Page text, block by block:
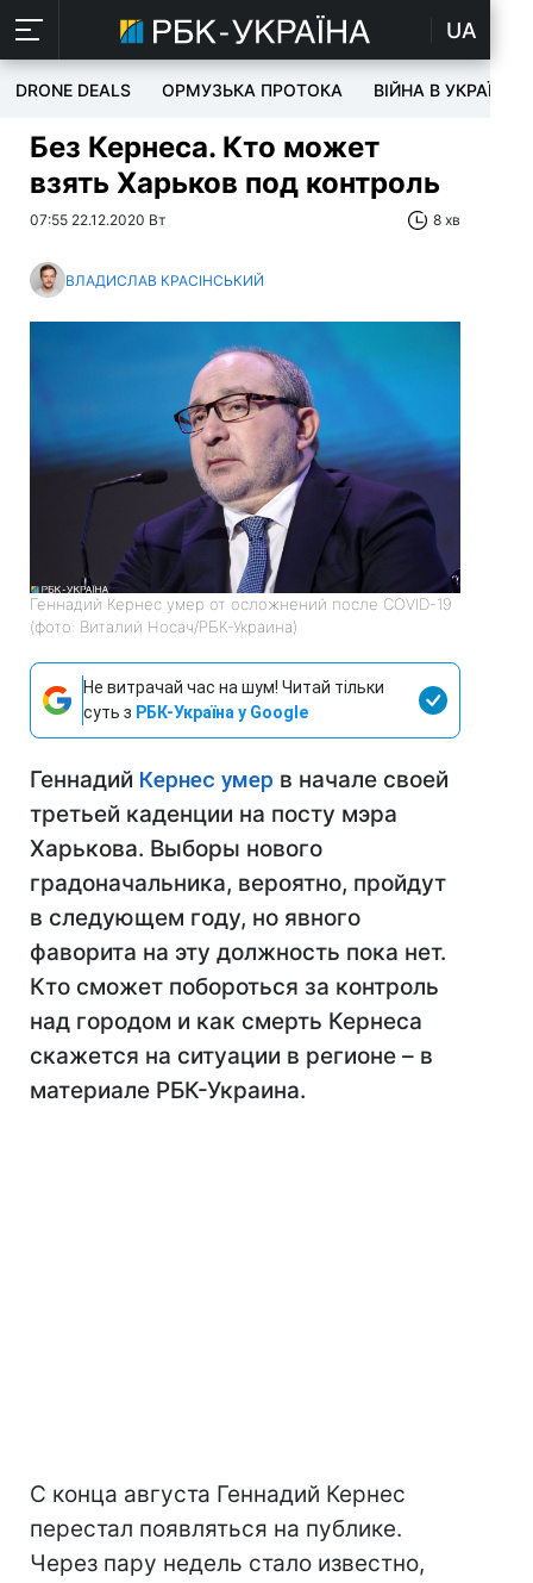
UA
DRONE DEALS ОРМУЗЬКА ПРОТОКА ВІЙНА В УКРАЇНІ
Без Кернеса. Кто может
взять Харьков под контроль
07:55 22.12.2020 Вт 8 хв
ВЛАДИСЛАВ КРАСІНСЬКИЙ
Геннадий Кернес умер от осложнений после COVID-19
(фото: Виталий Носач/РБК-Украина)
Не витрачай час на шум! Читай тільки
суть з РБК-Україна у Google
Геннадий Кернес умер в начале своей
третьей каденции на посту мэра
Харькова. Выборы нового
градоначальника, вероятно, пройдут
в следующем году, но явного
фаворита на эту должность пока нет.
Кто сможет побороться за контроль
над городом и как смерть Кернеса
скажется на ситуации в регионе – в
материале РБК-Украина.
С конца августа Геннадий Кернес
перестал появляться на публике.
Через пару недель стало известно,